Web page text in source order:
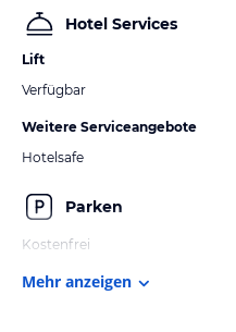
Hotel Services
Lift
Verfügbar
Weitere Serviceangebote
Hotelsafe
Parken
Kostenfrei
Mehr anzeigen